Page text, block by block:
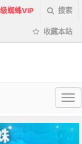
蜘蛛VIP 搜索
收藏本站
超
蜘
蛛